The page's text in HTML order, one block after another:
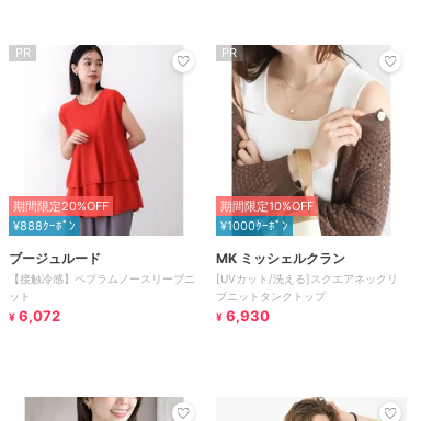
PR
期間限定20%OFF
¥888ｸｰﾎﾟﾝ
ブージュルード
【接触冷感】ペプラムノースリーブニ
ット
¥ 6,072
PR
期間限定10%OFF
¥1000ｸｰﾎﾟﾝ
MK ミッシェルクラン
[UVカット/洗える]スクエアネックリ
ブニットタンクトップ
¥ 6,930